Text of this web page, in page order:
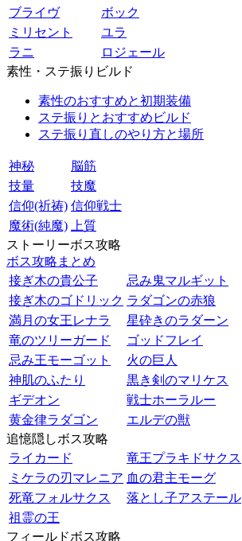
ブライヴ
ボック
ミリセント
ユラ
ラニ
ロジェール
素性・ステ振りビルド
素性のおすすめと初期装備
ステ振りとおすすめビルド
ステ振り直しのやり方と場所
神秘
脳筋
技量
技魔
信仰(祈祷) 信仰戦士
魔術(純魔)
上質
ストーリーボス攻略
ボス攻略まとめ
接ぎ木の貴公子
忌み鬼マルギット
接ぎ木のゴドリック ラダゴンの赤狼
満月の女王レナラ
星砕きのラダーン
竜のツリーガード
ゴッドフレイ
忌み王モーゴット
火の巨人
神肌のふたり
黒き剣のマリケス
ギデオン
戦士ホーラルー
黄金律ラダゴン
エルデの獣
追憶隠しボス攻略
ライカード
竜王プラキドサクス
ミケラの刃マレニア 血の君主モーグ
死竜フォルサクス
落とし子アステール
祖霊の王
フィールドボス攻略